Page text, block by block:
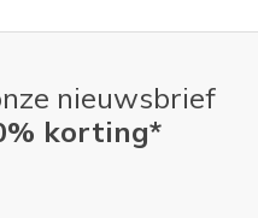
nieuwsbrief
korting*